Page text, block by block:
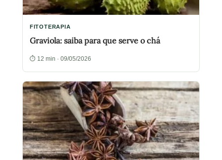
FITOTERAPIA
Graviola: saiba para que serve o chá
⏱ 12 min · 09/05/2026